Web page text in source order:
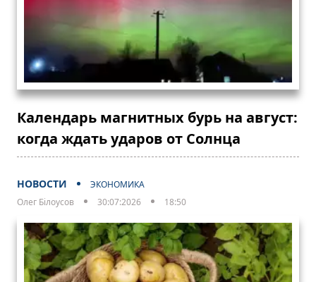
Календарь магнитных бурь на август:
когда ждать ударов от Солнца
НОВОСТИ
ЭКОНОМИКА
Олег Білоусов
30:07:2026 18:50